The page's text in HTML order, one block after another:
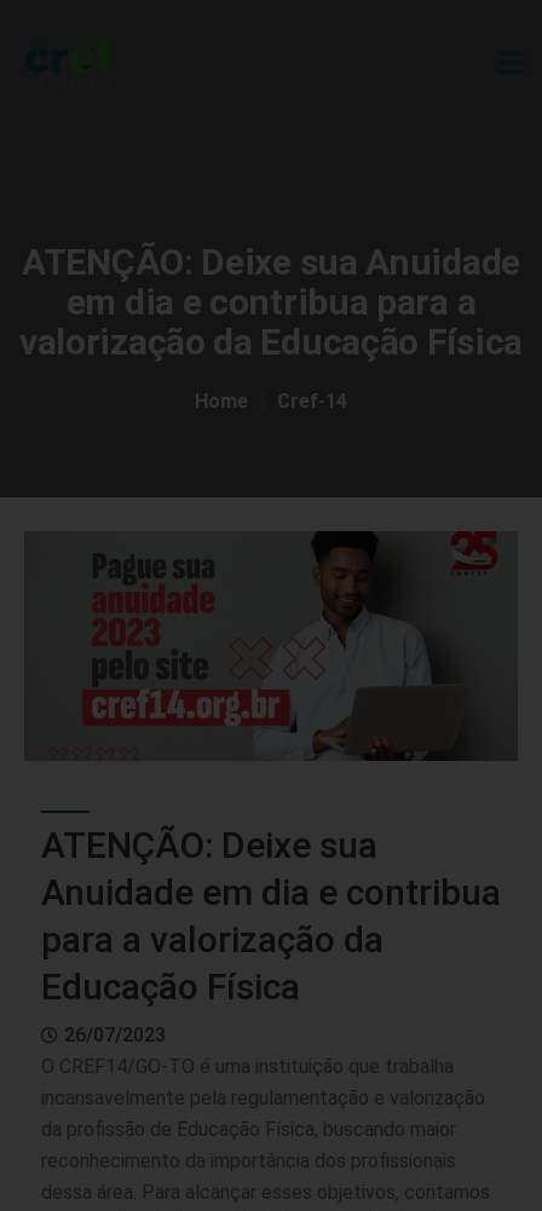
ATENÇÃO: Deixe sua Anuidade
em dia e contribua para a
valorização da Educação Física
Home Cref-14
ATENÇÃO: Deixe sua
Anuidade em dia e contribua
para a valorização da
Educação Física
26/07/2023
O CREF14/GO-TO é uma instituição que trabalha
incansavelmente pela regulamentação e valorização
da profissão de Educação Física, buscando maior
reconhecimento da importância dos profissionais
dessa área. Para alcançar esses objetivos, contamos